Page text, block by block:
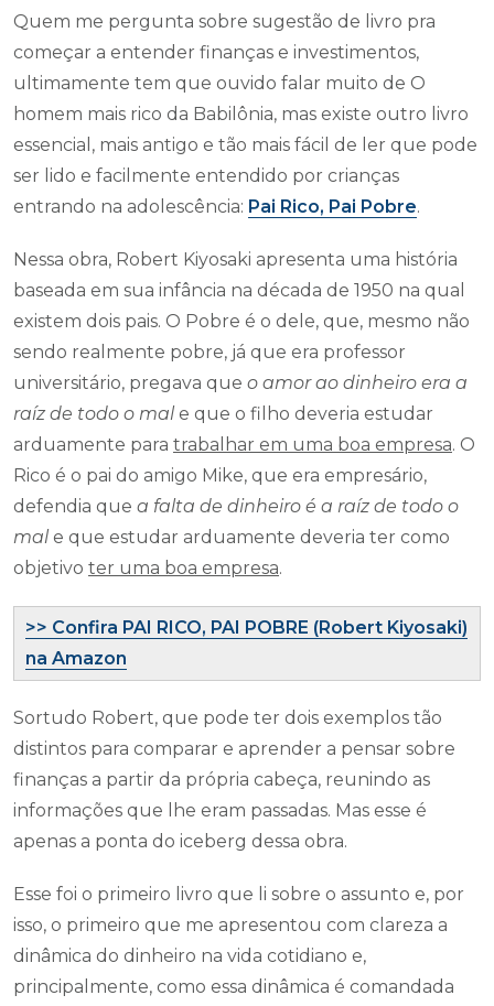
Quem me pergunta sobre sugestão de livro pra
começar a entender finanças e investimentos,
ultimamente tem que ouvido falar muito de O
homem mais rico da Babilônia, mas existe outro livro
essencial, mais antigo e tão mais fácil de ler que pode
ser lido e facilmente entendido por crianças
entrando na adolescência: Pai Rico, Pai Pobre.
Nessa obra, Robert Kiyosaki apresenta uma história
baseada em sua infância na década de 1950 na qual
existem dois pais. O Pobre é o dele, que, mesmo não
sendo realmente pobre, já que era professor
universitário, pregava que o amor ao dinheiro era a
raíz de todo o mal e que o filho deveria estudar
arduamente para trabalhar em uma boa empresa. O
Rico é o pai do amigo Mike, que era empresário,
defendia que a falta de dinheiro é a raíz de todo o
mal e que estudar arduamente deveria ter como
objetivo ter uma boa empresa.
>> Confira PAI RICO, PAI POBRE (Robert Kiyosaki)
na Amazon
Sortudo Robert, que pode ter dois exemplos tão
distintos para comparar e aprender a pensar sobre
finanças a partir da própria cabeça, reunindo as
informações que lhe eram passadas. Mas esse é
apenas a ponta do iceberg dessa obra.
Esse foi o primeiro livro que li sobre o assunto e, por
isso, o primeiro que me apresentou com clareza a
dinâmica do dinheiro na vida cotidiano e,
principalmente, como essa dinâmica é comandada